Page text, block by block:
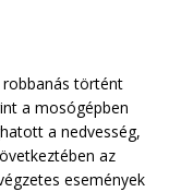
robbanás történt
a mosógépben
a nedvesség,
az
események